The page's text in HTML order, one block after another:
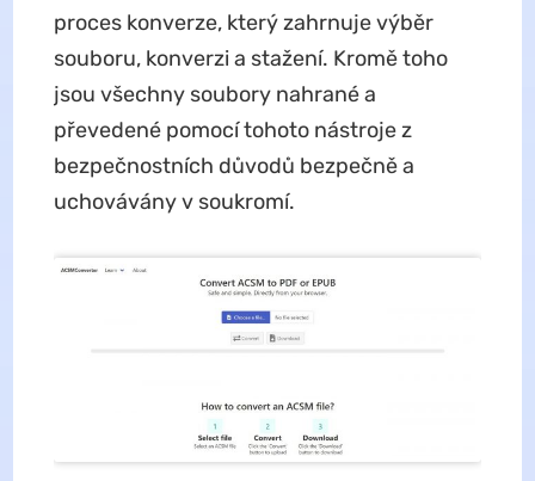
proces konverze, který zahrnuje výběr
souboru, konverzi a stažení. Kromě toho
jsou všechny soubory nahrané a
převedené pomocí tohoto nástroje z
bezpečnostních důvodů bezpečně a
uchovávány v soukromí.